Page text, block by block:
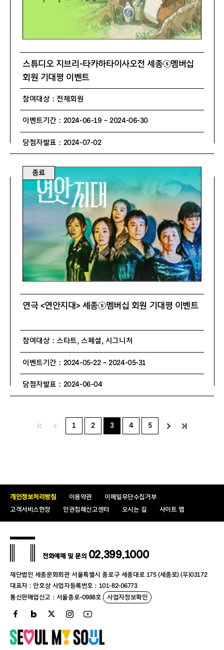
스튜디오 지브리-타카하타이사오전 세종ⓢ멤버십
회원 기대평 이벤트
참여대상 : 전체회원
이벤트기간 : 2024-06-19 ~ 2024-06-30
당첨자발표 : 2024-07-02
종료
연극 <연안지대> 세종ⓢ멤버십 회원 기대평 이벤트
참여대상 : 스타트, 스페셜, 시그니처
이벤트기간 : 2024-05-22 ~ 2024-05-31
당첨자발표 : 2024-06-04
1 2 3 4 5
개인정보처리방침 이용약관
이메일무단수집거부
고객서비스헌장
인권침해신고센터 오시는 길 사이트 맵
재단법인 세종문화회관 서울특별시 종로구 세종대로 175 (세종로) (우)03172
대표자 : 안호상 사업자등록번호 : 101-82-06773
통신판매업신고 : 서울종로-0988호 사업자정보확인
전화예매 및 문의 02.399.1000